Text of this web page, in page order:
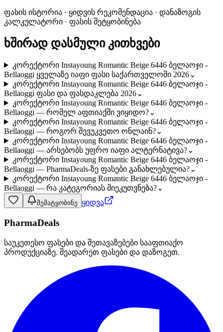
ფასის ისტორია · ყიდვის რეკომენდაცია · დანაზოგის
კალკულატორი · ფასის შეტყობინება
ხშირად დასმული კითხვები
კორექტორი Instayoung Romantic Beige 6446 ბელაოჯი -
Bellaoggi ყველაზე იაფი ფასი საქართველოში 2026⌄
კორექტორი Instayoung Romantic Beige 6446 ბელაოჯი -
Bellaoggi ფასი და ფასდაკლება 2026⌄
კორექტორი Instayoung Romantic Beige 6446 ბელაოჯი -
Bellaoggi — რომელ აფთიაქში ვიყიდო?⌄
კორექტორი Instayoung Romantic Beige 6446 ბელაოჯი -
Bellaoggi — როგორ შევუკვეთო ონლაინ?⌄
კორექტორი Instayoung Romantic Beige 6446 ბელაოჯი -
Bellaoggi — არსებობს უფრო იაფი ალტერნატივა?⌄
კორექტორი Instayoung Romantic Beige 6446 ბელაოჯი -
Bellaoggi — PharmaDeals-ზე ფასები განახლებულია?⌄
კორექტორი Instayoung Romantic Beige 6446 ბელაოჯი -
Bellaoggi — რა კატეგორიას მიეკუთვნება?⌄
შემატყობინე ყიდვა
PharmaDeals
საუკეთესო ფასები და შეთავაზებები სააფთიაქო
პროდუქციაზე. შეადარეთ ფასები და დაზოგეთ.